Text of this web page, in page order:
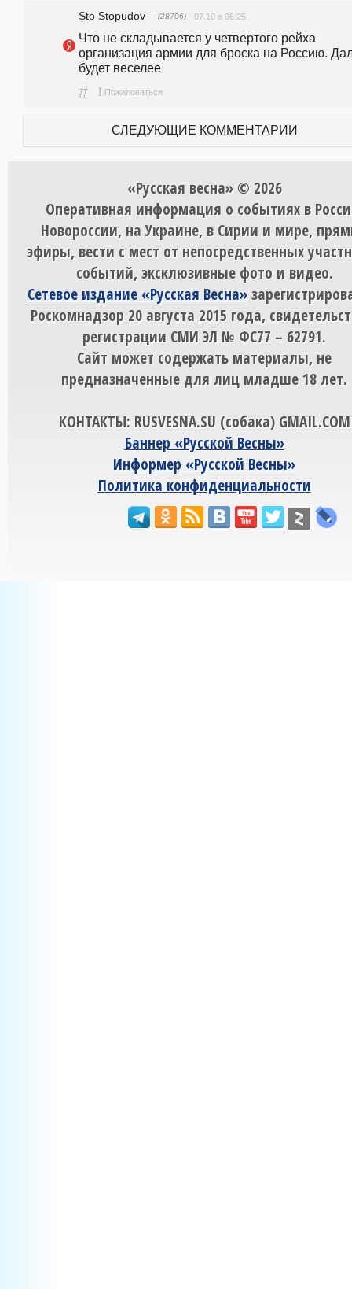
Sto Stopudov — (28706) 07.10 в 06:25
Что не складывается у четвертого рейха
организация армии для броска на Россию.
будет веселее
# ! Пожаловаться
СЛЕДУЮЩИЕ КОММЕНТАРИИ
«Русская весна» © 2026
Оперативная информация о событиях в
Новороссии, на Украине, в Сирии и мире,
эфиры, вести с мест от непосредственных
событий, эксклюзивные фото и видео.
Сетевое издание «Русская Весна»
Роскомнадзор 20 августа 2015 года,
регистрации СМИ ЭЛ № ФС77 – 62791.
Сайт может содержать материалы, не
предназначенные для лиц младше 18 лет.
КОНТАКТЫ: RUSVESNA.SU (собака) GMAIL.COM
Баннер «Русской Весны»
Информер «Русской Весны»
Политика конфиденциальности